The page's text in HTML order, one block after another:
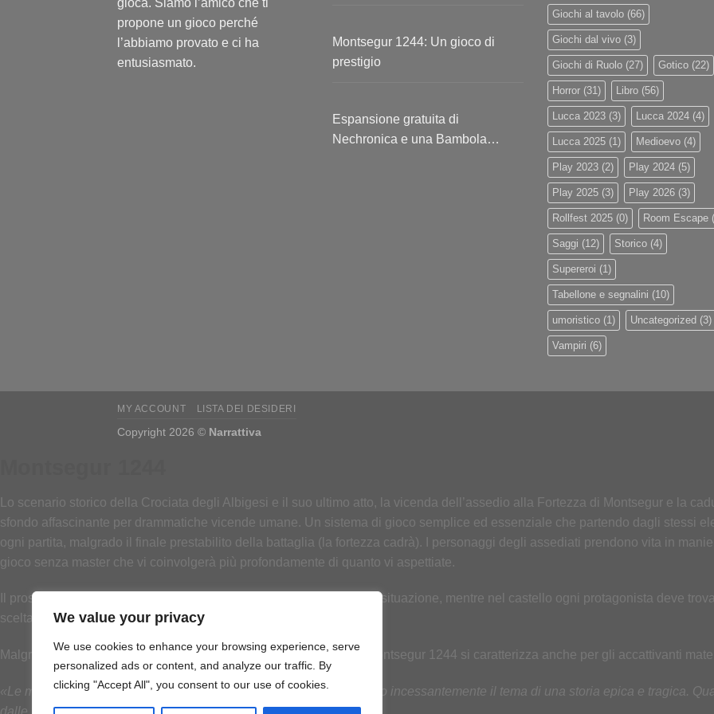
We value your privacy
We use cookies to enhance your browsing experience, serve
personalized ads or content, and analyze our traffic. By
clicking "Accept All", you consent to our use of cookies.
gioca. Siamo l’amico che ti
propone un gioco perché
l’abbiamo provato e ci ha
entusiasmato.
Montsegur 1244: Un gioco di
prestigio
Espansione gratuita di
Nechronica e una Bambola
Giochi al tavolo (66)
Giochi dal vivo (3)
Giochi di Ruolo (27) Gotico (22)
Horror (31) Libro (56)
Lucca 2023 (3) Lucca 2024 (4)
Lucca 2025 (1) Medioevo (4)
Play 2023 (2) Play 2024 (5)
Play 2025 (3) Play 2026 (3)
Rollfest 2025 (0) Room Escape
Saggi (12) Storico (4)
Supereroi (1)
Tabellone e segnalini (10)
umoristico (1) Uncategorized (3)
Vampiri (6)
MY ACCOUNT LISTA DEI DESIDERI
Copyright 2026 © Narrattiva
Lo scenario storico della Crociata degli Albigesi e il suo ultimo atto, la vicenda dell’assedio alla Fortezza di Montsegur e la
sfondo affascinante per drammatiche vicende umane. Un sistema di gioco semplice ed essenziale che partendo dagli stessi
ogni partita, malgrado il finale prestabilito della battaglia (la fortezza cadrà). I personaggi degli assediati prendono vita in
gioco senza master che vi coinvolgerà più profondamente di quanto vi aspettiate.
Il proseguire dell’assedio segna inesorabilmente il precipitare della situazione, mentre nel castello ogni protagonista deve
scelta fatidica del finale: abiura o rogo?
Malgrado l’enfasi posta su narrazione e coinvolgimento emotivo, Montsegur 1244 si caratterizza anche per gli accattivanti
«Le meccaniche semplici ma innovative di questo gioco sottolineano incessantemente il tema di una storia epica e tragica.
dalle vostre scelte. Questo è un gran gioco!»